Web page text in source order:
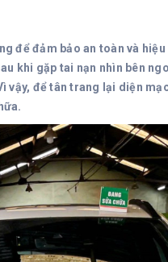
để đảm bảo an toàn và
khi gặp tai nạn nhìn bên
để tân trang lại diện